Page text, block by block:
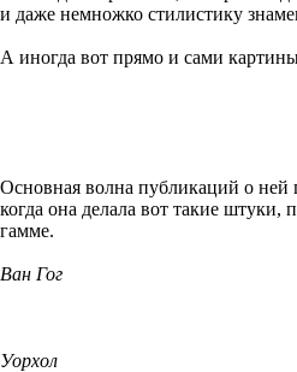
и даже немножко стилистику
А иногда вот прямо и сами
Основная волна публикаций о ней
когда она делала вот такие штуки,
гамме.
Ван Гог
Уорхол